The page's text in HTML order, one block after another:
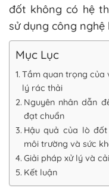
đốt không có hệ
sử dụng công nghệ
Mục Lục
Tầm quan trọng của
lý rác thải
Nguyên nhân dẫn
đạt chuẩn
Hậu quả của lò
môi trường và sức
Giải pháp xử lý và
Kết luận